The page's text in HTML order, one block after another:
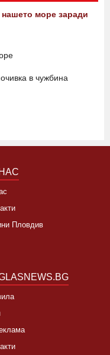
нашето море заради
в чужбина
Пловдив